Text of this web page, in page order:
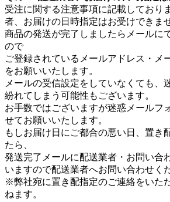
受注に関する注意事項に記載しており
者、お届けの日時指定はお受けできま
商品の発送が完了しましたらメールに
ので
ご登録されているメールアドレス・メ
をお願いいたします。
メールの受信設定をしていなくても、
紛れてしまう可能性もございます。
お手数ではございますが迷惑メールフ
せてお願いいたします。
もしお届け日にご都合の悪い日、置き
たら、
発送完了メールに配送業者・お問い合
いますので配送業者へお問い合わせく
※弊社宛に置き配指定のご連絡をいた
ねます。